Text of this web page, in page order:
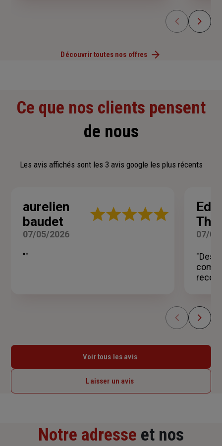
Découvrir toutes nos offres
Ce que nos clients pensent
de nous
Les avis affichés sont les 3 avis google les plus récents
aurelien
baudet
Note
07/05/2026
""
07/
"Des
Voir tous les avis
Laisser un avis
Notre adresse et nos